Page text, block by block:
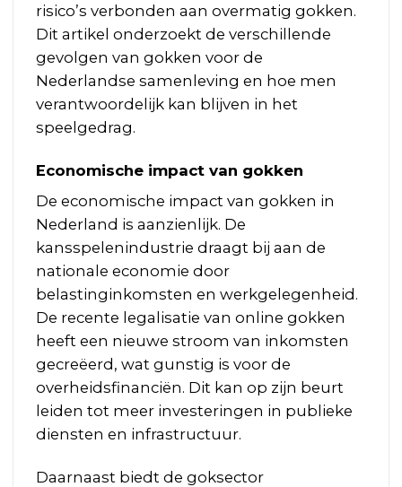
risico’s verbonden aan overmatig gokken.
Dit artikel onderzoekt de verschillende
gevolgen van gokken voor de
Nederlandse samenleving en hoe men
verantwoordelijk kan blijven in het
speelgedrag.
Economische impact van gokken
De economische impact van gokken in
Nederland is aanzienlijk. De
kansspelenindustrie draagt bij aan de
nationale economie door
belastinginkomsten en werkgelegenheid.
De recente legalisatie van online gokken
heeft een nieuwe stroom van inkomsten
gecreëerd, wat gunstig is voor de
overheidsfinanciën. Dit kan op zijn beurt
leiden tot meer investeringen in publieke
diensten en infrastructuur.
Daarnaast biedt de goksector